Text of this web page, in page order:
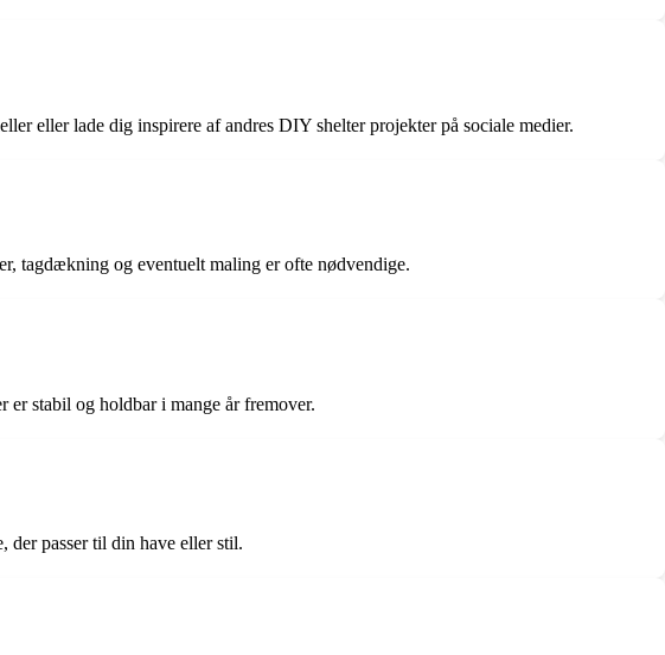
eller lade dig inspirere af andres DIY shelter projekter på sociale medier.
tagdækning og eventuelt maling er ofte nødvendige.
stabil og holdbar i mange år fremover.
der passer til din have eller stil.